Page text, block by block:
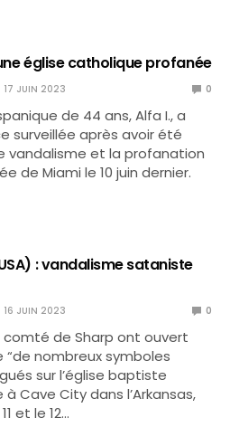
église catholique profanée
17 JUIN 2023 0
de 44 ans, Alfa I., a
surveillée après avoir été
vandalisme et la profanation
de Miami le 10 juin dernier.
: vandalisme sataniste
16 JUIN 2023 0
comté de Sharp ont ouvert
nombreux symboles
sur l’église baptiste
Cave City dans l’Arkansas,
et le 12…